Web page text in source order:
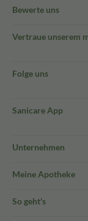
Bewerte uns
Vertraue unserem
Folge uns
Sanicare App
Unternehmen
Meine Apotheke
So geht's